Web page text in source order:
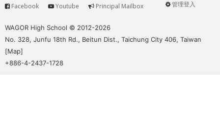
User
管理登入
Service
Facebook Youtube Principal Mailbox
WAGOR High School © 2012-2026
No. 328, Junfu 18th Rd., Beitun Dist., Taichung City 406, Taiwan
[Map]
+886-4-2437-1728